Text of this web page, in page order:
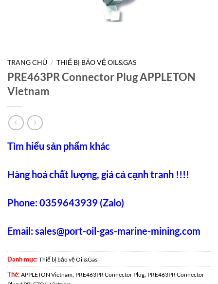
TRANG CHỦ / THIẾ BỊ BẢO VỆ OIL&GAS
PRE463PR Connector Plug APPLETON
Vietnam
Tìm hiểu sản phẩm khác
Hàng hoá chất lượng, giá cả cạnh tranh !!!!
Phone: 0359643939 (Zalo)
Email:sales@port-oil-gas-marine-mining.com
Danh mục: Thiế bị bảo vệ Oil&Gas
Thẻ: APPLETON Vietnam, PRE463PR Connector Plug, PRE463PR Connector